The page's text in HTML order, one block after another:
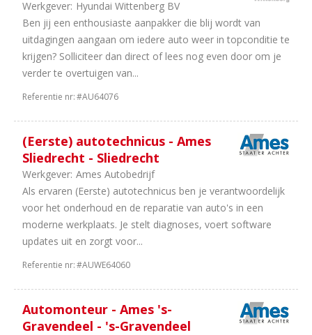
Carrosseriebouw
Finance
Werkgever: Hyundai Wittenberg BV
Ben jij een enthousiaste aanpakker die blij wordt van
uitdagingen aangaan om iedere auto weer in topconditie te
krijgen? Solliciteer dan direct of lees nog even door om je
verder te overtuigen van...
Referentie nr:#AU64076
(Eerste) autotechnicus - Ames
Sliedrecht - Sliedrecht
Werkgever: Ames Autobedrijf
Als ervaren (Eerste) autotechnicus ben je verantwoordelijk
voor het onderhoud en de reparatie van auto's in een
moderne werkplaats. Je stelt diagnoses, voert software
updates uit en zorgt voor...
Referentie nr:#AUWE64060
Automonteur - Ames 's-
Gravendeel - 's-Gravendeel